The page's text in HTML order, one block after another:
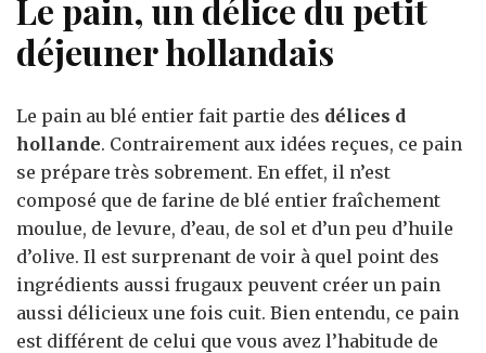
Le pain, un délice du petit
déjeuner hollandais
Le pain au blé entier fait partie des délices d
hollande. Contrairement aux idées reçues, ce pain
se prépare très sobrement. En effet, il n’est
composé que de farine de blé entier fraîchement
moulue, de levure, d’eau, de sol et d’un peu d’huile
d’olive. Il est surprenant de voir à quel point des
ingrédients aussi frugaux peuvent créer un pain
aussi délicieux une fois cuit. Bien entendu, ce pain
est différent de celui que vous avez l’habitude de